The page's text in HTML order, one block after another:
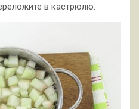
в кастрюлю.